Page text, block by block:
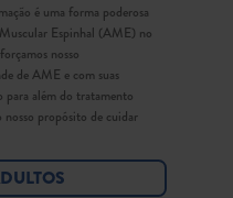
é uma forma poderosa
Espinhal (AME) no
nosso
de AME e com suas
para além do tratamento
propósito de cuidar